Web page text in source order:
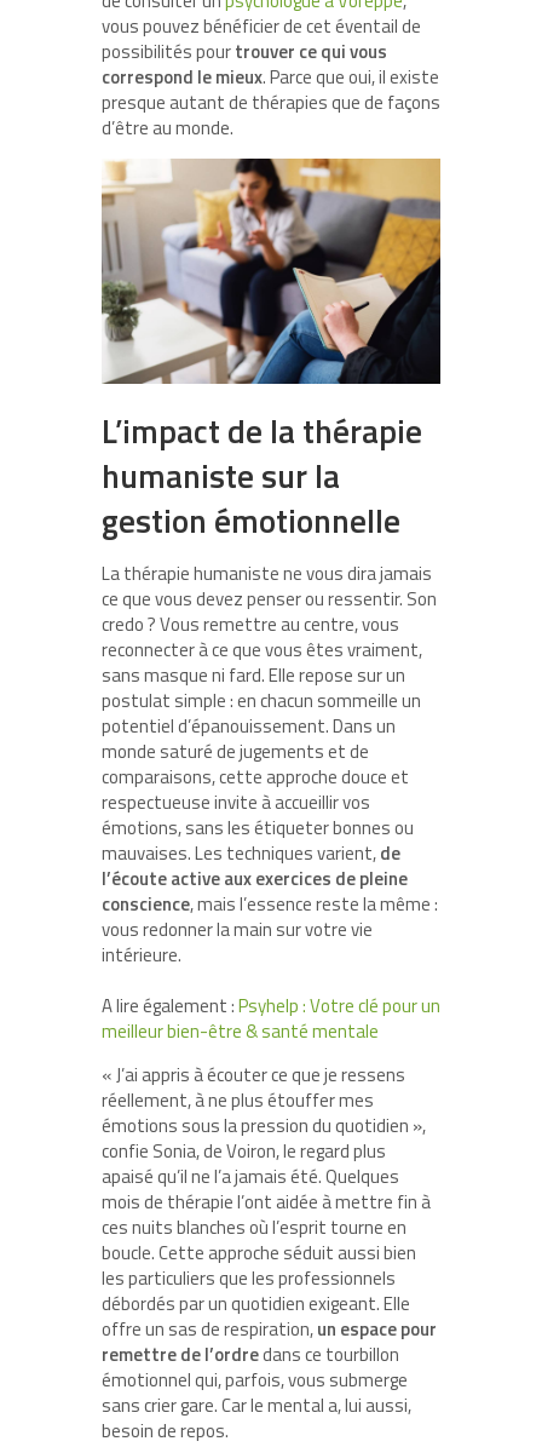
vous pouvez bénéficier de cet éventail de
possibilités pourtrouver ce qui vous
correspond le mieux. Parce que oui, il existe
presque autant de thérapies que de façons
d’être au monde.
L’impact de la thérapie
humaniste sur la
gestion émotionnelle
La thérapie humaniste ne vous dira jamais
ce que vous devez penser ou ressentir. Son
credo ? Vous remettre au centre, vous
reconnecter à ce que vous êtes vraiment,
sans masque ni fard. Elle repose sur un
postulat simple : en chacun sommeille un
potentiel d’épanouissement. Dans un
monde saturé de jugements et de
comparaisons, cette approche douce et
respectueuse invite à accueillir vos
émotions, sans les étiqueter bonnes ou
mauvaises. Les techniques varient,de
l’écoute active aux exercices de pleine
conscience, mais l’essence reste la même :
vous redonner la main sur votre vie
intérieure.
A lire également :Psyhelp : Votre clé pour un
meilleur bien-être & santé mentale
« J’ai appris à écouter ce que je ressens
réellement, à ne plus étouffer mes
émotions sous la pression du quotidien »,
confie Sonia, de Voiron, le regard plus
apaisé qu’il ne l’a jamais été. Quelques
mois de thérapie l’ont aidée à mettre fin à
ces nuits blanches où l’esprit tourne en
boucle. Cette approche séduit aussi bien
les particuliers que les professionnels
débordés par un quotidien exigeant. Elle
offre un sas de respiration,un espace pour
remettre de l’ordredans ce tourbillon
émotionnel qui, parfois, vous submerge
sans crier gare. Car le mental a, lui aussi,
besoin de repos.